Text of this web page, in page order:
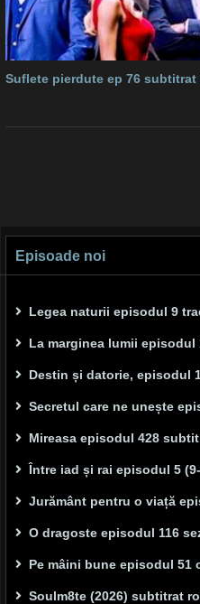
Suflete pierdute ep 76
Episoade noi
Legea naturii episodul 9
La marginea lumii episodul
Destin și datorie, episodul
Secretul care ne unește
Mireasa episodul 428
Între iad și rai episodul 5
Jurământ pentru o viață
O dragoste episodul 116
Pe mâini bune episodul 51
Soulm8te (2026) subtitrat